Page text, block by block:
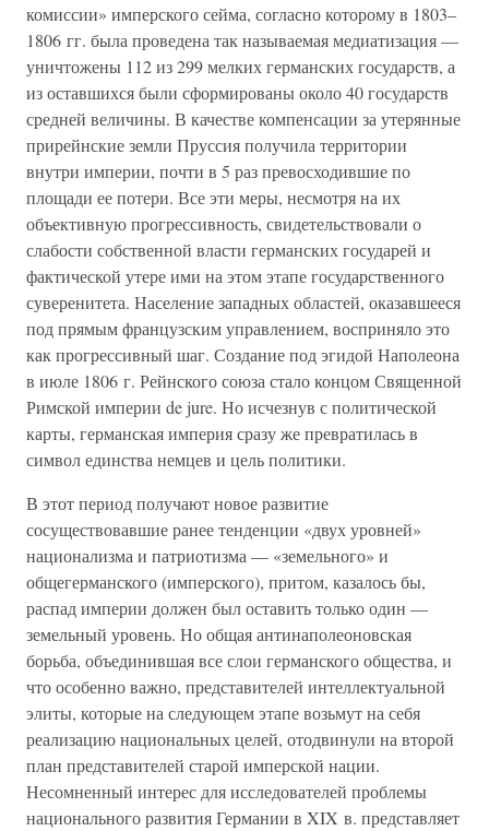
комиссии» имперского сейма, согласно которому в 1803–
1806 гг. была проведена так называемая медиатизация —
уничтожены 112 из 299 мелких германских государств, а
из оставшихся были сформированы около 40 государств
средней величины. В качестве компенсации за утерянные
прирейнские земли Пруссия получила территории
внутри империи, почти в 5 раз превосходившие по
площади ее потери. Все эти меры, несмотря на их
объективную прогрессивность, свидетельствовали о
слабости собственной власти германских государей и
фактической утере ими на этом этапе государственного
суверенитета. Население западных областей, оказавшееся
под прямым французским управлением, восприняло это
как прогрессивный шаг. Создание под эгидой Наполеона
в июле 1806 г. Рейнского союза стало концом Священной
Римской империи de jure. Но исчезнув с политической
карты, германская империя сразу же превратилась в
символ единства немцев и цель политики.
В этот период получают новое развитие
сосуществовавшие ранее тенденции «двух уровней»
национализма и патриотизма — «земельного» и
общегерманского (имперского), притом, казалось бы,
распад империи должен был оставить только один —
земельный уровень. Но общая антинаполеоновская
борьба, объединившая все слои германского общества, и
что особенно важно, представителей интеллектуальной
элиты, которые на следующем этапе возьмут на себя
реализацию национальных целей, отодвинули на второй
план представителей старой имперской нации.
Несомненный интерес для исследователей проблемы
национального развития Германии в XIX в. представляет